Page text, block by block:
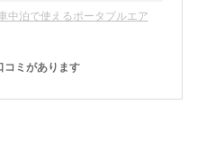
中泊で使えるポータブルエア
コミがあります